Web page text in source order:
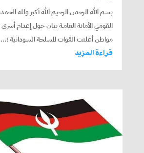
بسم الله الرحمن الرحيم الله أكبر ولله
القومي الأمانة العامـة بيان حول إعدام
مواطن أعلنت القوات المسلحة السودانية ؛...
قراءة المزيد